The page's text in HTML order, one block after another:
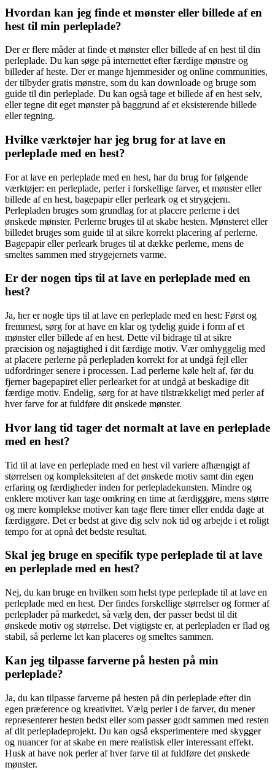
Hvordan kan jeg finde et mønster eller billede af en
hest til min perleplade?
Der er flere måder at finde et mønster eller billede af en hest til din
perleplade. Du kan søge på internettet efter færdige mønstre og
billeder af heste. Der er mange hjemmesider og online communities,
der tilbyder gratis mønstre, som du kan downloade og bruge som
guide til din perleplade. Du kan også tage et billede af en hest selv,
eller tegne dit eget mønster på baggrund af et eksisterende billede
eller tegning.
Hvilke værktøjer har jeg brug for at lave en
perleplade med en hest?
For at lave en perleplade med en hest, har du brug for følgende
værktøjer: en perleplade, perler i forskellige farver, et mønster eller
billede af en hest, bagepapir eller perleark og et strygejern.
Perlepladen bruges som grundlag for at placere perlerne i det
ønskede mønster. Perlerne bruges til at skabe hesten. Mønsteret eller
billedet bruges som guide til at sikre korrekt placering af perlerne.
Bagepapir eller perleark bruges til at dække perlerne, mens de
smeltes sammen med strygejernets varme.
Er der nogen tips til at lave en perleplade med en
hest?
Ja, her er nogle tips til at lave en perleplade med en hest: Først og
fremmest, sørg for at have en klar og tydelig guide i form af et
mønster eller billede af en hest. Dette vil bidrage til at sikre
præcision og nøjagtighed i dit færdige motiv. Vær omhyggelig med
at placere perlerne på perlepladen korrekt for at undgå fejl eller
udfordringer senere i processen. Lad perlerne køle helt af, før du
fjerner bagepapiret eller perlearket for at undgå at beskadige dit
færdige motiv. Endelig, sørg for at have tilstrækkeligt med perler af
hver farve for at fuldføre dit ønskede mønster.
Hvor lang tid tager det normalt at lave en perleplade
med en hest?
Tid til at lave en perleplade med en hest vil variere afhængigt af
størrelsen og kompleksiteten af det ønskede motiv samt din egen
erfaring og færdigheder inden for perlepladekunsten. Mindre og
enklere motiver kan tage omkring en time at færdiggøre, mens større
og mere komplekse motiver kan tage flere timer eller endda dage at
færdiggøre. Det er bedst at give dig selv nok tid og arbejde i et roligt
tempo for at opnå det bedste resultat.
Skal jeg bruge en specifik type perleplade til at lave
en perleplade med en hest?
Nej, du kan bruge en hvilken som helst type perleplade til at lave en
perleplade med en hest. Der findes forskellige størrelser og former af
perleplader på markedet, så vælg den, der passer bedst til dit
ønskede motiv og størrelse. Det vigtigste er, at perlepladen er flad og
stabil, så perlerne let kan placeres og smeltes sammen.
Kan jeg tilpasse farverne på hesten på min
perleplade?
Ja, du kan tilpasse farverne på hesten på din perleplade efter din
egen præference og kreativitet. Vælg perler i de farver, du mener
repræsenterer hesten bedst eller som passer godt sammen med resten
af dit perlepladeprojekt. Du kan også eksperimentere med skygger
og nuancer for at skabe en mere realistisk eller interessant effekt.
Husk at have nok perler af hver farve til at fuldføre det ønskede
mønster.